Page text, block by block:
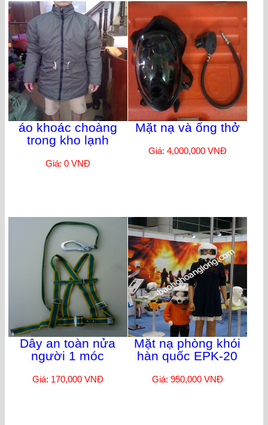
áo khoác choàng
trong kho lạnh
Giá: 0 VNĐ
Mặt nạ và ống thở
Giá: 4,000,000 VNĐ
Dây an toàn nửa
người 1 móc
Giá: 170,000 VNĐ
Mặt nạ phòng khói
hàn quốc EPK-20
Giá: 950,000 VNĐ